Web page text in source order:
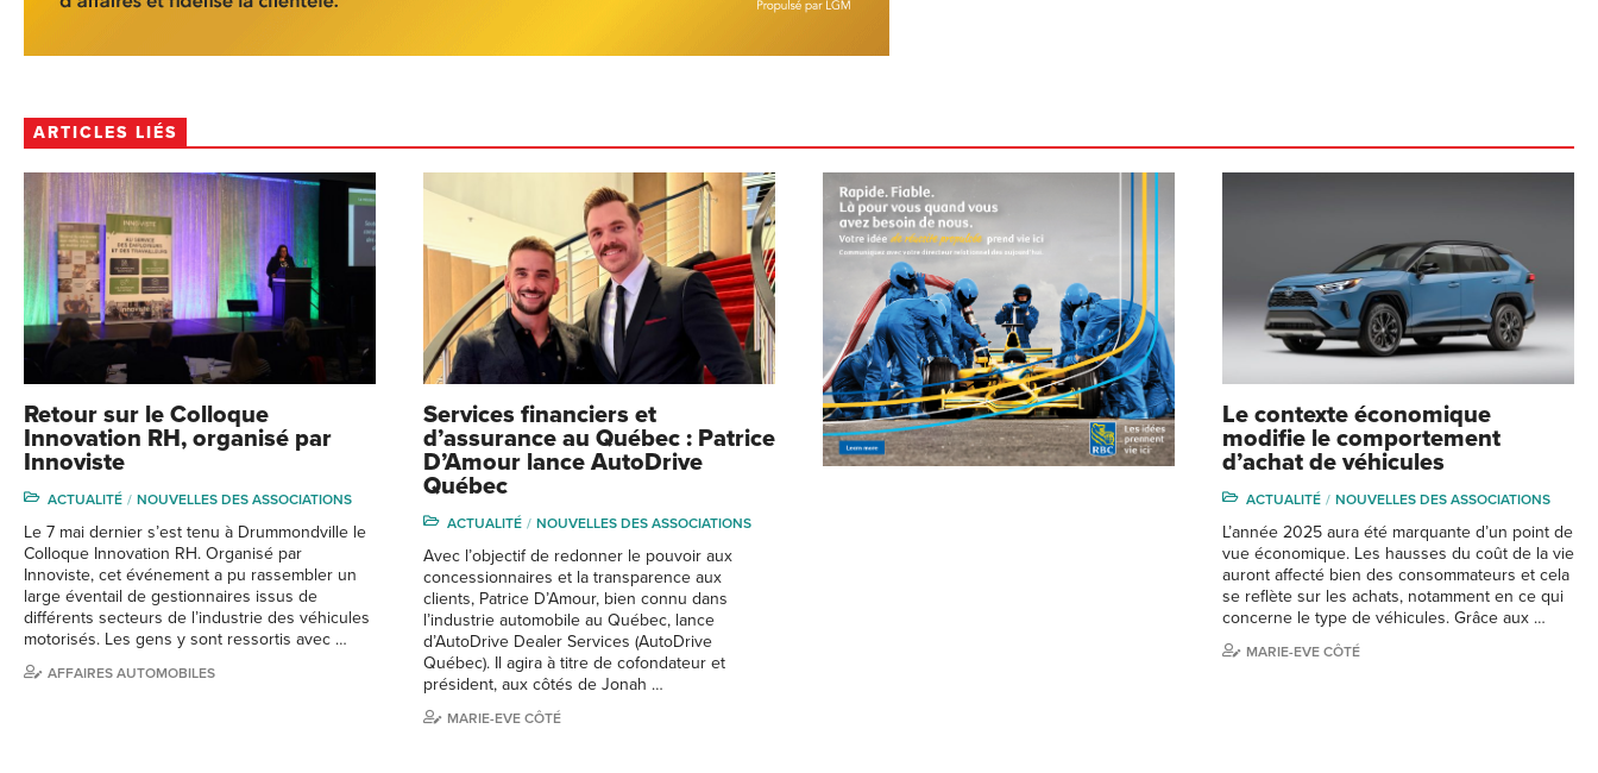
ARTICLES LIÉS
Retour sur le Colloque
Innovation RH, organisé par
Innoviste
ACTUALITÉ NOUVELLES DES ASSOCIATIONS
Le 7 mai dernier s’est tenu à Drummondville le
Colloque Innovation RH. Organisé par
Innoviste, cet événement a pu rassembler un
large éventail de gestionnaires issus de
différents secteurs de l’industrie des véhicules
motorisés. Les gens y sont ressortis avec …
AFFAIRES AUTOMOBILES
Services financiers et
d’assurance au Québec : Patrice
D’Amour lance AutoDrive
Québec
ACTUALITÉ NOUVELLES DES ASSOCIATIONS
Avec l’objectif de redonner le pouvoir aux
concessionnaires et la transparence aux
clients, Patrice D’Amour, bien connu dans
l’industrie automobile au Québec, lance
d’AutoDrive Dealer Services (AutoDrive
Québec). Il agira à titre de cofondateur et
président, aux côtés de Jonah …
MARIE-EVE CÔTÉ
Le contexte économique
modifie le comportement
d’achat de véhicules
ACTUALITÉ NOUVELLES DES ASSOCIATIONS
L’année 2025 aura été marquante d’un point de
vue économique. Les hausses du coût de la vie
auront affecté bien des consommateurs et cela
se reflète sur les achats, notamment en ce qui
concerne le type de véhicules. Grâce aux …
MARIE-EVE CÔTÉ